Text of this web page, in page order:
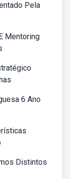
Pela
Mentoring
6 Ano
Distintos